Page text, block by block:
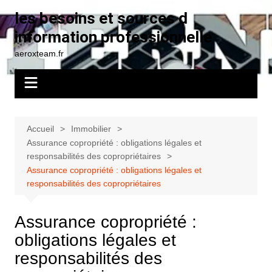
au
contenu
les besoins et sources d
information professionnelle
aeroxteam.fr
Accueil
Immobilier
Assurance copropriété : obligations légales et
responsabilités des copropriétaires
Assurance copropriété : obligations légales et
responsabilités des copropriétaires
Assurance copropriété :
obligations légales et
responsabilités des